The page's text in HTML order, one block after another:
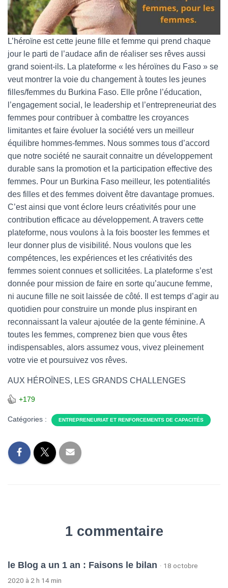
L’héroïne est cette jeune fille et femme qui prend chaque
jour le parti de l’audace afin de réaliser ses rêves aussi
grand soient-ils. La plateforme « les héroïnes du Faso » se
veut montrer la voie du changement à toutes les jeunes
filles/femmes du Burkina Faso. Elle prône l’éducation,
l’engagement social, le leadership et l’entrepreneuriat des
femmes pour contribuer à combattre les croyances
limitantes et faire évoluer la société vers un meilleur
équilibre hommes-femmes. Nous sommes tous d’accord
que notre société ne saurait connaitre un développement
durable sans la promotion et la participation effective des
femmes. Pour un Burkina Faso meilleur, les potentialités
des filles et des femmes doivent être davantage promues.
C’est ainsi que vont éclore leurs créativités pour une
contribution efficace au développement. A travers cette
plateforme, nous voulons à la fois booster les femmes et
leur donner plus de visibilité. Nous voulons que les
compétences, les expériences et les créativités des
femmes soient connues et sollicitées. La plateforme s’est
donnée pour mission de faire en sorte qu’aucune femme,
ni aucune fille ne soit laissée de côté. Il est temps d’agir au
quotidien pour construire un monde plus inspirant en
reconnaissant la valeur ajoutée de la gente féminine. A
toutes les femmes, comprenez bien que vous êtes
indispensables, alors assumez vous, vivez pleinement
votre vie et poursuivez vos rêves.
AUX HÉROÏNES, LES GRANDS CHALLENGES
+179
Catégories : ENTREPRENEURIAT ET RENFORCEMENTS DE CAPACITÉS
1 commentaire
le Blog a un 1 an : Faisons le bilan · 18 octobre
2020 à 2 h 14 min